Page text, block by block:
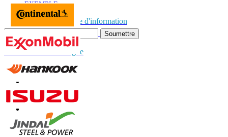
EXEMPLE
Abonnez-vous à la lettre d'information
Soumettre
Faites confiance en ligne